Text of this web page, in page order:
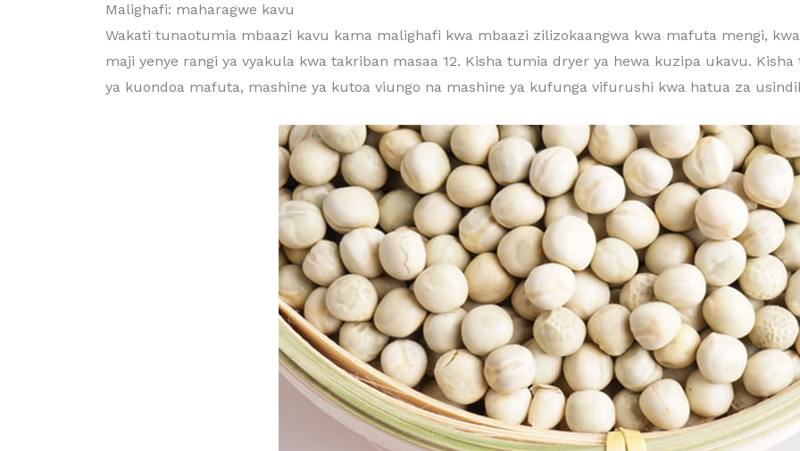
Malighafi: maharagwe kavu
Wakati tunaotumia mbaazi kavu kama malighafi kwa mbaazi zilizokaangwa kwa mafuta mengi,
maji yenye rangi ya vyakula kwa takriban masaa 12. Kisha tumia dryer ya hewa kuzipa ukavu.
ya kuondoa mafuta, mashine ya kutoa viungo na mashine ya kufunga vifurushi kwa hatua za